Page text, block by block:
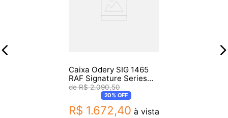
Caixa Odery SIG 1465
RAF Signature Series
Rafael Bastos 14X6,5
R$ 2.090,50
20%OFF
R$ 1.672,40 à vista